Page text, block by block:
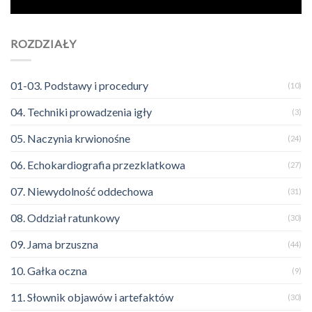
ROZDZIAŁY
01-03. Podstawy i procedury (10)
04. Techniki prowadzenia igły (3)
05. Naczynia krwionośne (24)
06. Echokardiografia przezklatkowa (27)
07. Niewydolność oddechowa (31)
08. Oddział ratunkowy (30)
09. Jama brzuszna (44)
10. Gałka oczna (9)
11. Słownik objawów i artefaktów (30)